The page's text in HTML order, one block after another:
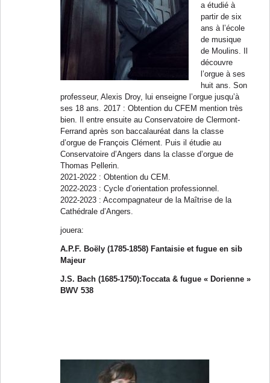
a étudié à
partir de six
ans à l’école
de musique
de Moulins. Il
découvre
l’orgue à ses
huit ans. Son
professeur, Alexis Droy, lui enseigne l’orgue jusqu’à
ses 18 ans. 2017 : Obtention du CFEM mention très
bien. Il entre ensuite au Conservatoire de Clermont-
Ferrand après son baccalauréat dans la classe
d’orgue de François Clément. Puis il étudie au
Conservatoire d’Angers dans la classe d’orgue de
Thomas Pellerin.
2021-2022 : Obtention du CEM.
2022-2023 : Cycle d’orientation professionnel.
2022-2023 : Accompagnateur de la Maîtrise de la
Cathédrale d’Angers.
jouera:
A.P.F. Boëly (1785-1858) Fantaisie et fugue en sib
Majeur
J.S. Bach (1685-1750):Toccata & fugue « Dorienne »
BWV 538